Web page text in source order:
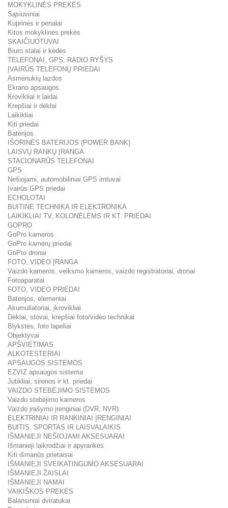
MOKYKLINĖS PREKĖS
Sąsiuviniai
Kuprinės ir penalai
Kitos mokyklinės prekės
SKAIČIUOTUVAI
Biuro stalai ir kėdės
TELEFONAI, GPS, RADIO RYŠYS
ĮVAIRŪS TELEFONŲ PRIEDAI
Asmenukių lazdos
Ekrano apsaugos
Krovikliai ir laidai
Krepšiai ir dėklai
Laikikliai
Kiti priedai
Baterijos
IŠORINĖS BATERIJOS (POWER BANK)
LAISVŲ RANKŲ ĮRANGA
STACIONARŪS TELEFONAI
GPS
Nešiojami, automobiliniai GPS imtuvai
Įvairūs GPS priedai
ECHOLOTAI
BUITINĖ TECHNIKA IR ELEKTRONIKA
LAIKIKLIAI TV, KOLONĖLĖMS IR KT. PRIEDAI
GOPRO
GoPro kameros
GoPro kamerų priedai
GoPro dronai
FOTO, VIDEO ĮRANGA
Vaizdo kameros, veiksmo kameros, vaizdo registratoriai, dronai
Fotoaparatai
FOTO, VIDEO PRIEDAI
Baterijos, elementai
Akumuliatoriai, įkrovikliai
Dėklai, stovai, krepšiai foto/video technikai
Blykstės, foto lapeliai
Objektyvai
APŠVIETIMAS
ALKOTESTERIAI
APSAUGOS SISTEMOS
EZVIZ apsaugos sistema
Jutikliai, sirenos ir kt. priedai
VAIZDO STEBĖJIMO SISTEMOS
Vaizdo stebėjimo kameros
Vaizdo įrašymo įrenginiai (DVR, NVR)
ELEKTRINIAI IR RANKINIAI ĮRENGINIAI
BUITIS, SPORTAS IR LAISVALAIKIS
IŠMANIEJI NEŠIOJAMI AKSESUARAI
Išmanieji laikrodžiai ir apyrankės
Kiti išmanūs prietaisai
IŠMANIEJI SVEIKATINGUMO AKSESUARAI
IŠMANIEJI ŽAISLAI
IŠMANIEJI NAMAI
VAIKIŠKOS PREKĖS
Balansiniai dviratukai